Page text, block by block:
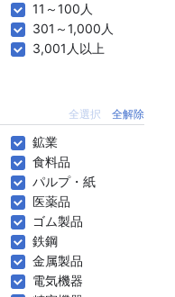
11～100人
301～1,000人
3,001人以上
全選択 全解除
鉱業
食料品
パルプ・紙
医薬品
ゴム製品
鉄鋼
金属製品
電気機器